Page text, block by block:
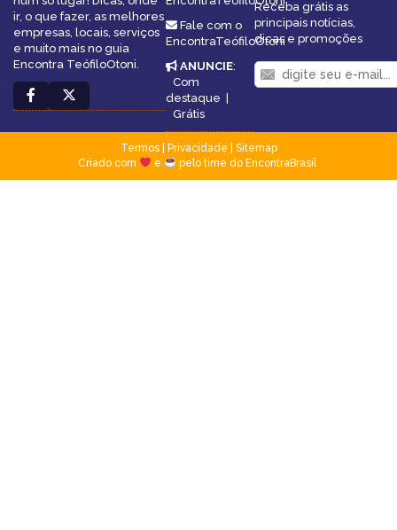
ir, o que fazer, as melhores
empresas, locais, serviços
e muito mais no guia
Encontra TeófiloOtoni.
Fale com o
EncontraTeófiloOtoni
ANUNCIE:
Com
destaque |
Grátis
Receba grátis as
principais notícias,
dicas e promoções
Termos| Privacidade
Sitemap
Criado com
e pelo time do EncontraBrasil